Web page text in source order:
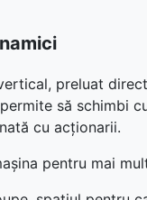
preluat
să schimbi
cu acționarii.
pentru mai